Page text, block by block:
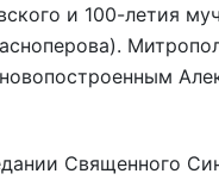
и 100-летия
Священного